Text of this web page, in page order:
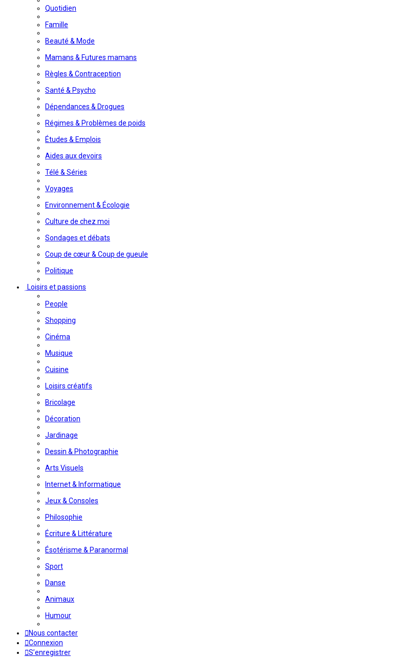
Quotidien
Famille
Beauté & Mode
Mamans & Futures mamans
Règles & Contraception
Santé & Psycho
Dépendances & Drogues
Régimes & Problèmes de poids
Études & Emplois
Aides aux devoirs
Télé & Séries
Voyages
Environnement & Écologie
Culture de chez moi
Sondages et débats
Coup de cœur & Coup de gueule
Politique
Loisirs et passions
People
Shopping
Cinéma
Musique
Cuisine
Loisirs créatifs
Bricolage
Décoration
Jardinage
Dessin & Photographie
Arts Visuels
Internet & Informatique
Jeux & Consoles
Philosophie
Écriture & Littérature
Ésotérisme & Paranormal
Sport
Danse
Animaux
Humour
Nous contacter
Connexion
S’enregistrer